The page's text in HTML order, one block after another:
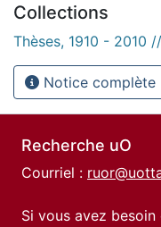
Collections
Thèses, 1910 - 2010
Notice complète
Recherche uO
Courriel :
Si vous avez